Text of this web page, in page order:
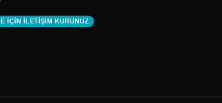
IÇIN ILETIŞIM KURUNUZ.